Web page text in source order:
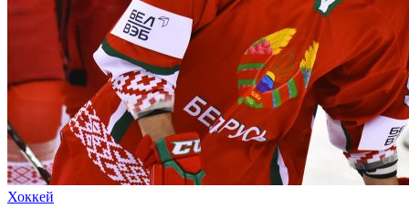
Хоккей